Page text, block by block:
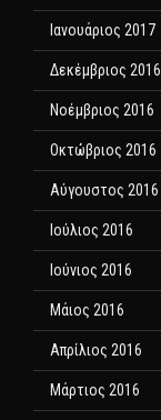
Ιανουάριος 2017
Δεκέμβριος 2016
Νοέμβριος 2016
Οκτώβριος 2016
Αύγουστος 2016
Ιούλιος 2016
Ιούνιος 2016
Μάιος 2016
Απρίλιος 2016
Μάρτιος 2016